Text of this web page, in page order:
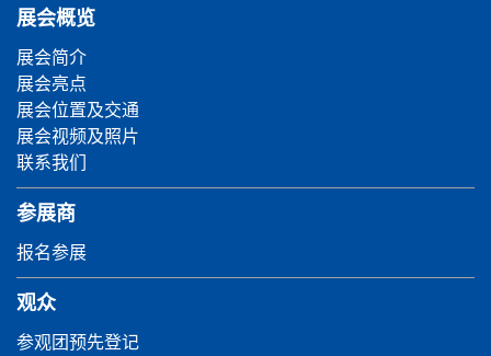
展会概览
展会简介
展会亮点
展会位置及交通
展会视频及照片
联系我们
参展商
报名参展
观众
参观团预先登记